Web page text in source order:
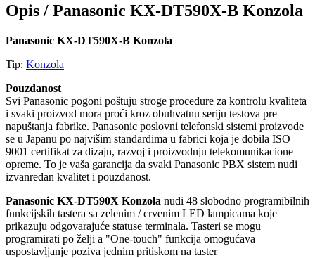
Opis / Panasonic KX-DT590X-B Konzola
Panasonic KX-DT590X-B Konzola
Tip: Konzola
Pouzdanost
Svi Panasonic pogoni poštuju stroge procedure za kontrolu kvaliteta
i svaki proizvod mora proći kroz obuhvatnu seriju testova pre
napuštanja fabrike. Panasonic poslovni telefonski sistemi proizvode
se u Japanu po najvišim standardima u fabrici koja je dobila ISO
9001 certifikat za dizajn, razvoj i proizvodnju telekomunikacione
opreme. To je vaša garancija da svaki Panasonic PBX sistem nudi
izvanredan kvalitet i pouzdanost.
Panasonic KX-DT590X Konzola nudi 48 slobodno programibilnih
funkcijskih tastera sa zelenim / crvenim LED lampicama koje
prikazuju odgovarajuće statuse terminala. Tasteri se mogu
programirati po želji a "One-touch" funkcija omogućava
uspostavljanje poziva jednim pritiskom na taster